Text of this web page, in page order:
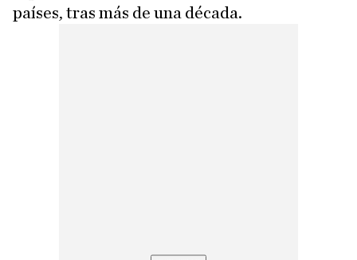
países, tras más de una década.